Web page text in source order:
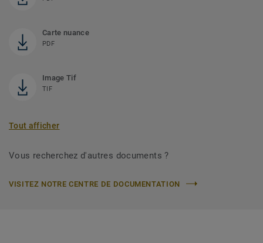
Carte nuance
PDF
Image Tif
TIF
Tout afficher
Vous recherchez d'autres documents ?
VISITEZ NOTRE CENTRE DE DOCUMENTATION